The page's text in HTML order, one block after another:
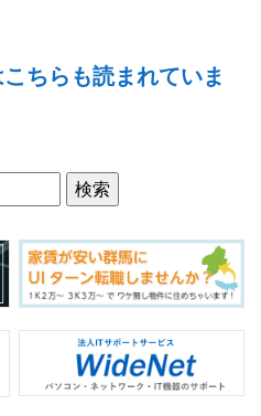
ちらも読まれていま